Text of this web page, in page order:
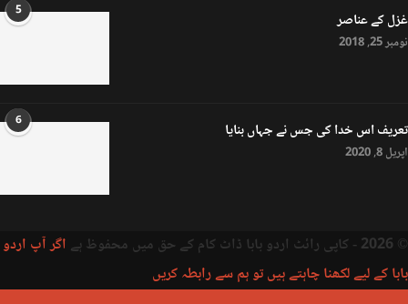
5 غزل کے عناصر
نومبر 25, 2018
6 تعریف اس خدا کی جس نے جہاں بنایا
اپریل 8, 2020
© 2026 - کاپی رائٹ اردو بابا ڈاٹ کام کے حق میں محفوظ ہے
اگر آپ اردو
بابا کے لیے لکھنا چاہتے ہیں تو ہم سے رابطہ کریں